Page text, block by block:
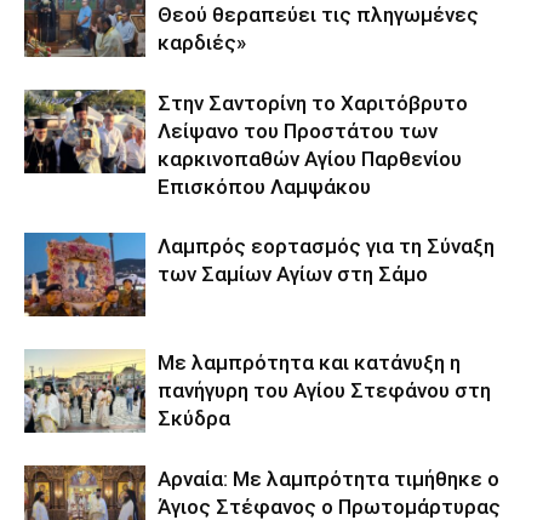
Θεού θεραπεύει τις πληγωμένες
καρδιές»
Στην Σαντορίνη το Χαριτόβρυτο
Λείψανο του Προστάτου των
καρκινοπαθών Αγίου Παρθενίου
Επισκόπου Λαμψάκου
Λαμπρός εορτασμός για τη Σύναξη
των Σαμίων Αγίων στη Σάμο
Με λαμπρότητα και κατάνυξη η
πανήγυρη του Αγίου Στεφάνου στη
Σκύδρα
Αρναία: Με λαμπρότητα τιμήθηκε ο
Άγιος Στέφανος ο Πρωτομάρτυρας